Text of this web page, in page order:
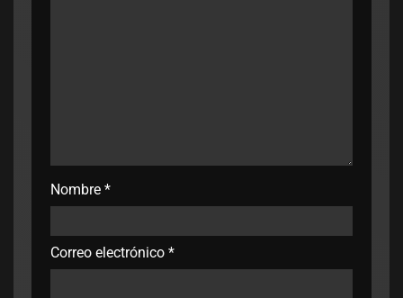
Nombre *
Correo electrónico *